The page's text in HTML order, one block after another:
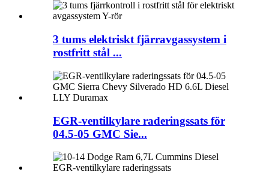
3 tums elektriskt fjärravgassystem i
rostfritt stål ...
EGR-ventilkylare raderingssats för
04.5-05 GMC Sie...